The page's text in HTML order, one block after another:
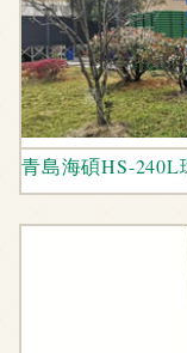
青島海碩HS-